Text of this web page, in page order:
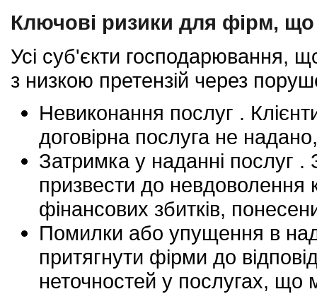
Ключові ризики для фірм,
Усі суб'єкти господарювання,
з низкою претензій через
Невиконання послуг .
договірна послуга не
Затримка у наданні послуг
призвести до невдоволення
фінансових збитків,
Помилки або упущення в
притягнути фірми до
неточностей у послугах, що